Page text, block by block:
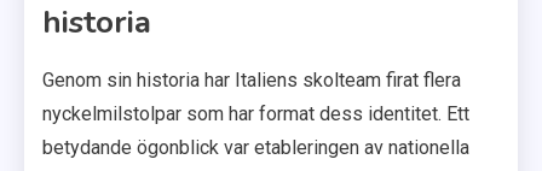
historia
Genom sin historia har Italiens skolteam firat flera
nyckelmilstolpar som har format dess identitet. Ett
betydande ögonblick var etableringen av nationella